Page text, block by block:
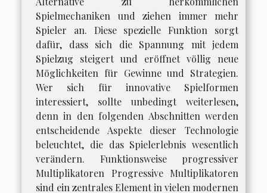
Spielmechaniken und ziehen immer mehr
Spieler an. Diese spezielle Funktion sorgt
dafür, dass sich die Spannung mit jedem
Spielzug steigert und eröffnet völlig neue
Möglichkeiten für Gewinne und Strategien.
Wer sich für innovative Spielformen
interessiert, sollte unbedingt weiterlesen,
denn in den folgenden Abschnitten werden
entscheidende Aspekte dieser Technologie
beleuchtet, die das Spielerlebnis wesentlich
verändern. Funktionsweise progressiver
Multiplikatoren Progressive Multiplikatoren
sind ein zentrales Element in vielen modernen